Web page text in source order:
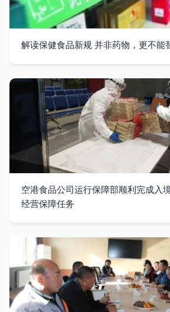
解读保健食品新规 并非药物，更不能
空港食品公司运行保障部顺利完成入
经营保障任务